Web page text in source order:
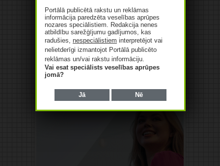
Portālā publicētā rakstu un reklāmas
informācija paredzēta veselības aprūpes
nozares speciālistiem. Redakcija nenes
atbildību sarežģījumu gadījumos, kas
radušies, nespeciālistiem interpretējot vai
nelietderīgi izmantojot Portālā publicēto
reklāmas un/vai rakstu informāciju.
Vai esat speciālists veselības aprūpes
jomā?
Jā Nē